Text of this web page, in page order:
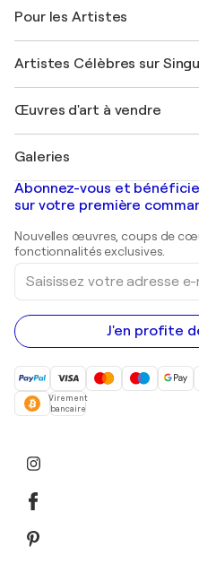
Offrir une carte cadeau
Rejoignez notre
Mon compte
+33 1 76 44 06 42
FAQ
Magazine Singulart
Emplois
Découvrez une sélection
Pour les Artistes
Se connecter en tant
Artistes Célèbres sur
Marc Chagall
Banksy
Mr. Brainwash
Shepard Fairey
Œuvres d'art à vendre
Tableaux abstraits à vendre
Peintures de paysage
Estampes
Peintures acryliques
Galeries
Galeries d'art en France
Galeries d'art en Belgique
Abonnez-vous et
sur votre première
Nouvelles œuvres, coups de
fonctionnalités exclusives.
Saisissez
votre
adresse
e-
mail
J'en profite
Virement
bancaire